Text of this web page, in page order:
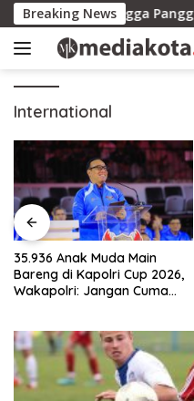
Skip
to
content
Breaking News
Polres hingga Panggung
International
35.936 Anak Muda Main
Bareng di Kapolri Cup 2026,
Wakapolri: Jangan Cuma